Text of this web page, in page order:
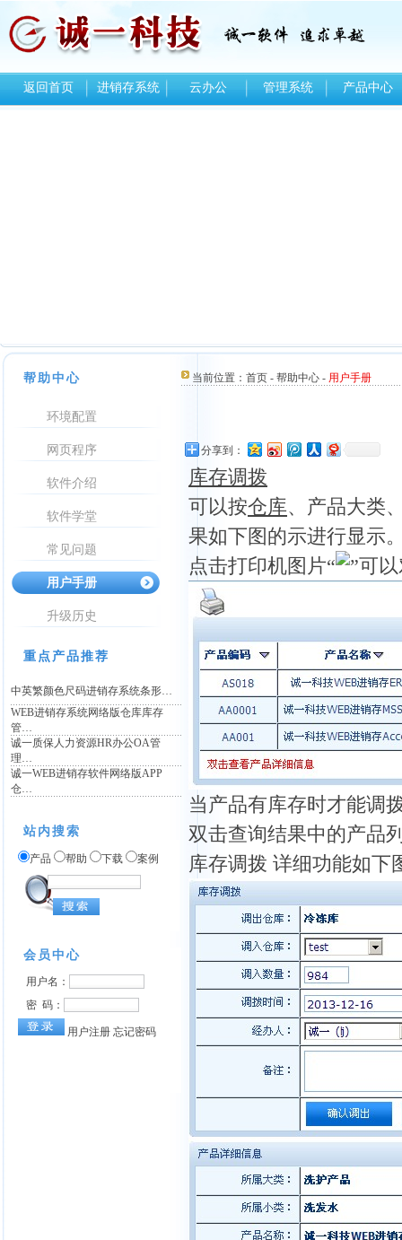
返回首页 进销存系统 云办公 管理系统 产品中心
帮助中心
环境配置
网页程序
软件介绍
软件学堂
常见问题
用户手册
升级历史
重点产品推荐
中英繁颜色尺码进销存系统条形…
WEB进销存系统网络版仓库库存
管…
诚一质保人力资源HR办公OA管
理…
诚一WEB进销存软件网络版APP
仓…
站内搜索
产品 帮助 下载 案例
当前位置： 首页 - 帮助中心 - 用户手册
分享到：
库存调拨
可以按仓库、产品大类
果如下图的示进行显示
点击打印机图片“
”可
当产品有库存时才能调
双击查询结果中的产品
库存调拨 详细功能如下